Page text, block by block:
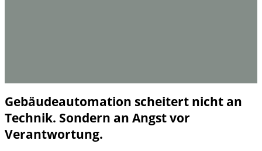
Gebäudeautomation scheitert nicht an
Technik. Sondern an Angst vor
Verantwortung.